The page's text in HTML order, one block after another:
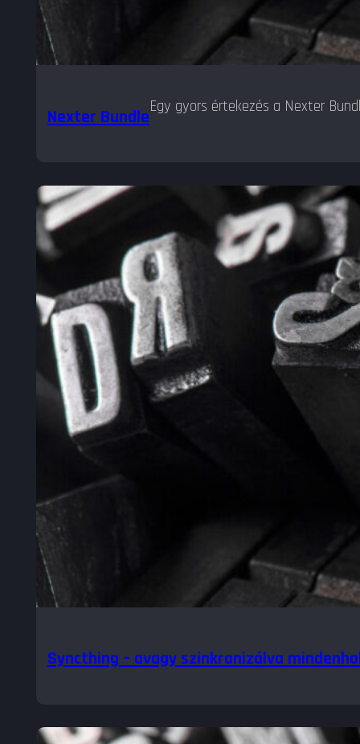
Nexter BundleEgy gyors értekezés a Nexter
Syncthing – avagy szinkronizálva